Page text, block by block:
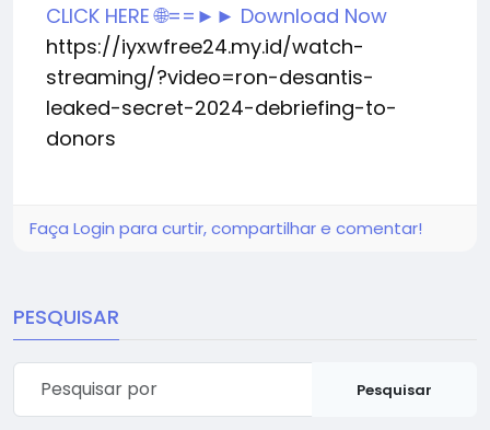
CLICK HERE 🌐==►► Download Now
https://iyxwfree24.my.id/watch-
streaming/?video=ron-desantis-
leaked-secret-2024-debriefing-to-
donors
Faça Login para curtir, compartilhar e comentar!
PESQUISAR
Pesquisar